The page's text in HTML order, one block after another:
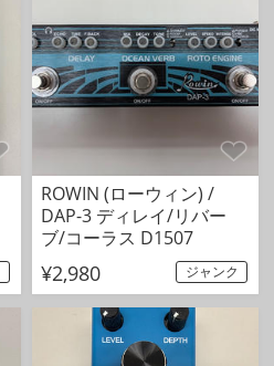
ROWIN (ローウィン) /
DAP-3 ディレイ/リバー
ブ/コーラス D1507
¥2,980 ジャンク